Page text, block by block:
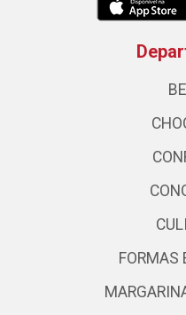
FORMAS